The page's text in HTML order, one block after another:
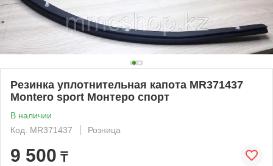
Резинка уплотнительная капота MR371437
Montero sport Монтеро спорт
В наличии
Код: MR371437
Розница
9 500 ₸